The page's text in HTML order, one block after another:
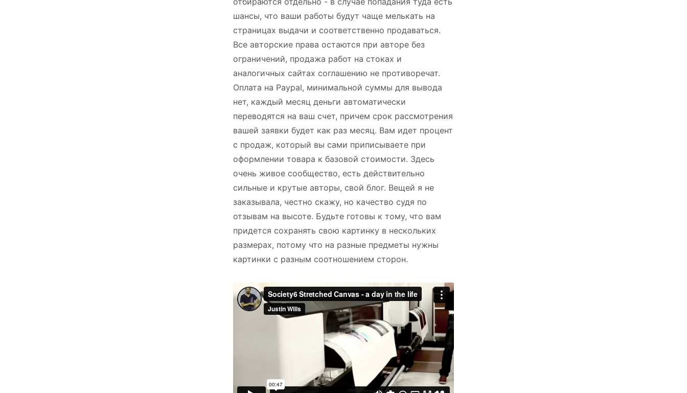
шансы, что ваши работы будут чаще мелькать на
страницах выдачи и соответственно продаваться.
Все авторские права остаются при авторе без
ограничений, продажа работ на стоках и
аналогичных сайтах соглашению не противоречат.
Оплата на Paypal, минимальной суммы для вывода
нет, каждый месяц деньги автоматически
переводятся на ваш счет, причем срок рассмотрения
вашей заявки будет как раз месяц. Вам идет процент
с продаж, который вы сами приписываете при
оформлении товара к базовой стоимости. Здесь
очень живое сообщество, есть действительно
сильные и крутые авторы, свой блог. Вещей я не
заказывала, честно скажу, но качество судя по
отзывам на высоте. Будьте готовы к тому, что вам
придется сохранять свою картинку в нескольких
размерах, потому что на разные предметы нужны
картинки с разным соотношением сторон.